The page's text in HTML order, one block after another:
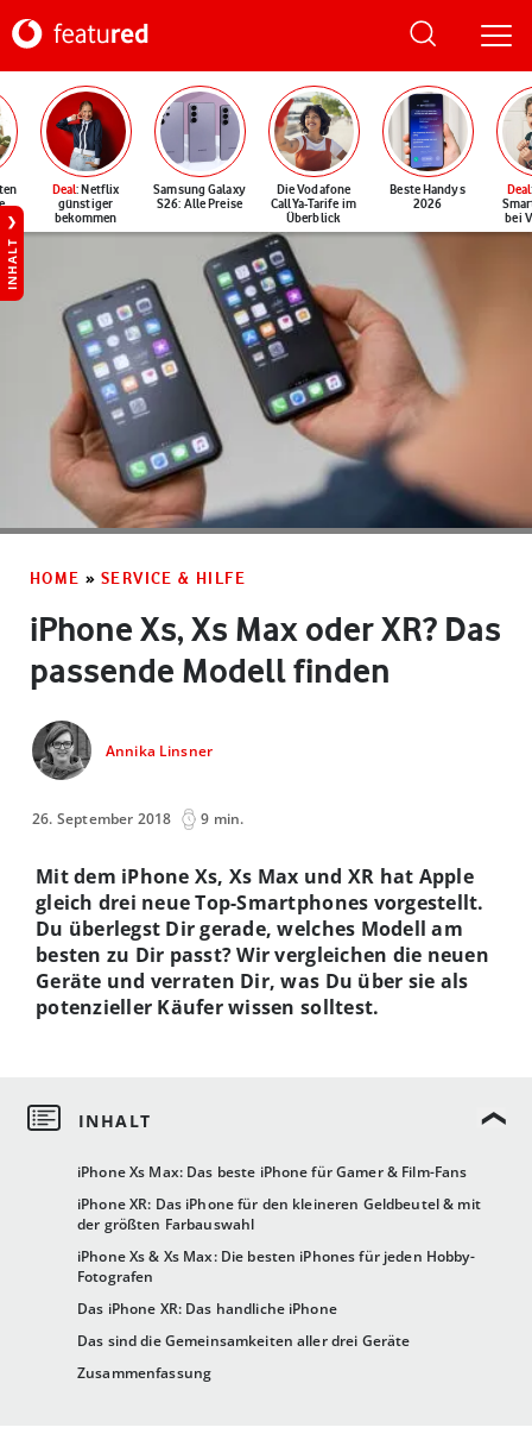
Deal: Netflix
günstiger
bekommen
Samsung Galaxy
S26: Alle Preise
Die Vodafone
CallYa-Tarife im
Überblick
Beste Handys
2026
Deal
bei
INHALT
HOME » SERVICE & HILFE
iPhone Xs, Xs Max oder XR? Das
passende Modell finden
Annika Linsner
26. September 2018 9 min.
iPhone Xs Max: Das beste iPhone für Gamer & Film-Fans
iPhone XR: Das iPhone für den kleineren Geldbeutel & mit
der größten Farbauswahl
iPhone Xs & Xs Max: Die besten iPhones für jeden Hobby-
Fotografen
Das iPhone XR: Das handliche iPhone
Das sind die Gemeinsamkeiten aller drei Geräte
Zusammenfassung
Mit dem iPhone Xs, Xs Max und XR hat Apple
gleich drei neue Top-Smartphones vorgestellt.
Du überlegst Dir gerade, welches Modell am
besten zu Dir passt? Wir vergleichen die neuen
Geräte und verraten Dir, was Du über sie als
potenzieller Käufer wissen solltest.